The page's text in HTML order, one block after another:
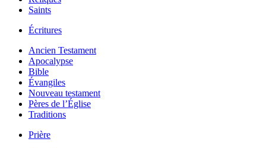
Saints
Écritures
Ancien Testament
Apocalypse
Bible
Évangiles
Nouveau testament
Pères de l’Église
Traditions
Prière